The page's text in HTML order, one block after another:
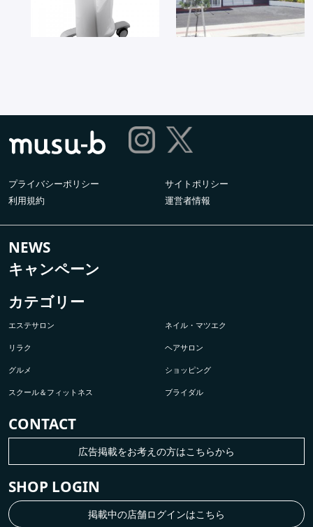
プライバシーポリシー
サイトポリシー
利用規約
運営者情報
NEWS
キャンペーン
カテゴリー
エステサロン ネイル・マツエク
リラク ヘアサロン
グルメ ショッピング
スクール＆フィットネス ブライダル
SHOP LOGIN
掲載中の店舗ログインはこちら
CONTACT
広告掲載をお考えの方はこちらから